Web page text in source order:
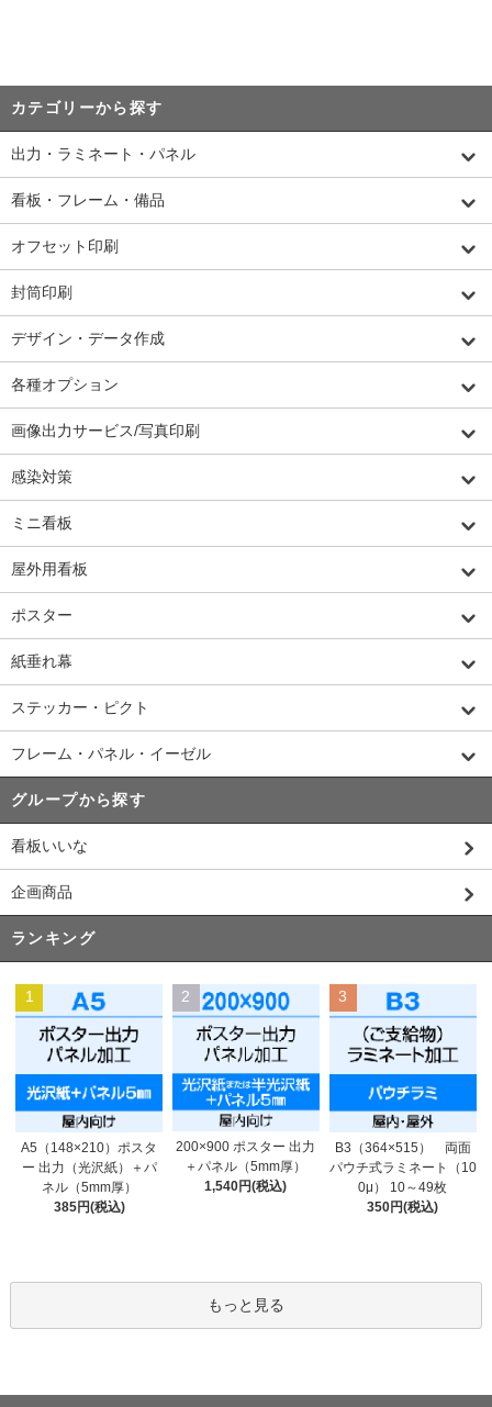
カテゴリーから探す
出力・ラミネート・パネル
看板・フレーム・備品
オフセット印刷
封筒印刷
デザイン・データ作成
各種オプション
画像出力サービス/写真印刷
感染対策
ミニ看板
屋外用看板
ポスター
紙垂れ幕
ステッカー・ピクト
フレーム・パネル・イーゼル
グループから探す
看板いいな
企画商品
ランキング
1
A5（148×210）ポスタ
ー 出力（光沢紙）＋パ
ネル（5mm厚）
385円(税込)
2
200×900 ポスター 出力
＋パネル（5mm厚）
1,540円(税込)
3
B3（364×515） 両面
パウチ式ラミネート（10
0μ） 10～49枚
350円(税込)
もっと見る